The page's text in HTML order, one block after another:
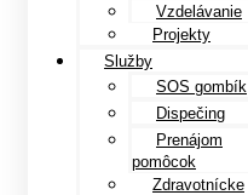
Vzdelávanie
Projekty
Služby
SOS gombík
Dispečing
Prenájom
pomôcok
Zdravotnícke